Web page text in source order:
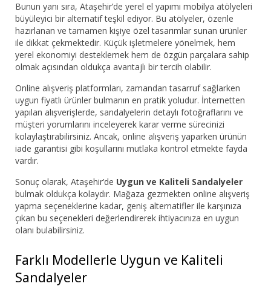
Bunun yanı sıra, Ataşehir’de yerel el yapımı mobilya atölyeleri
büyüleyici bir alternatif teşkil ediyor. Bu atölyeler, özenle
hazırlanan ve tamamen kişiye özel tasarımlar sunan ürünler
ile dikkat çekmektedir. Küçük işletmelere yönelmek, hem
yerel ekonomiyi desteklemek hem de özgün parçalara sahip
olmak açısından oldukça avantajlı bir tercih olabilir.
Online alışveriş platformları, zamandan tasarruf sağlarken
uygun fiyatlı ürünler bulmanın en pratik yoludur. İnternetten
yapılan alışverişlerde, sandalyelerin detaylı fotoğraflarını ve
müşteri yorumlarını inceleyerek karar verme sürecinizi
kolaylaştırabilirsiniz. Ancak, online alışveriş yaparken ürünün
iade garantisi gibi koşullarını mutlaka kontrol etmekte fayda
vardır.
Sonuç olarak, Ataşehir’de Uygun ve Kaliteli Sandalyeler
bulmak oldukça kolaydır. Mağaza gezmekten online alışveriş
yapma seçeneklerine kadar, geniş alternatifler ile karşınıza
çıkan bu seçenekleri değerlendirerek ihtiyacınıza en uygun
olanı bulabilirsiniz.
Farklı Modellerle Uygun ve Kaliteli
Sandalyeler